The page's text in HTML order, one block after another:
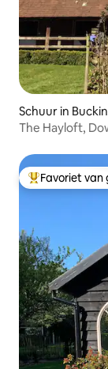
Schuur in
The Hayloft,
Topfavoriet
Favoriet van